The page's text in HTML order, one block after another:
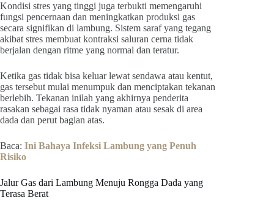
Kondisi stres yang tinggi juga terbukti memengaruhi
fungsi pencernaan dan meningkatkan produksi gas
secara signifikan di lambung. Sistem saraf yang tegang
akibat stres membuat kontraksi saluran cerna tidak
berjalan dengan ritme yang normal dan teratur.
Ketika gas tidak bisa keluar lewat sendawa atau kentut,
gas tersebut mulai menumpuk dan menciptakan tekanan
berlebih. Tekanan inilah yang akhirnya penderita
rasakan sebagai rasa tidak nyaman atau sesak di area
dada dan perut bagian atas.
Baca: Ini Bahaya Infeksi Lambung yang Penuh
Risiko
Jalur Gas dari Lambung Menuju Rongga Dada yang
Terasa Berat